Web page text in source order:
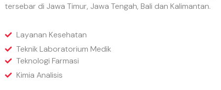
tersebar di Jawa Timur, Jawa Tengah, Bali dan Kalimantan.
Layanan Kesehatan
Teknik Laboratorium Medik
Teknologi Farmasi
Kimia Analisis